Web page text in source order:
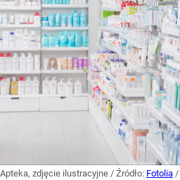
Apteka, zdjęcie ilustracyjne / Źródło: Fotolia /